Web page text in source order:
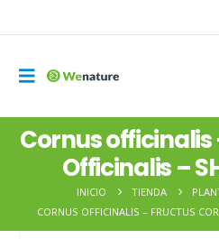
Cornus officinalis
Officinalis –
INICIO TIENDA
CORNUS OFFICINALIS – FRUCTUS